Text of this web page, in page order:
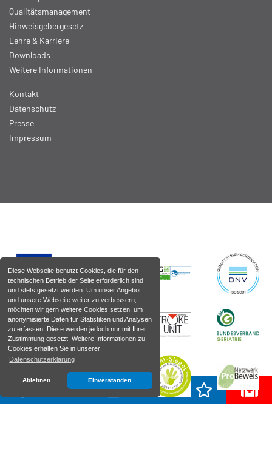
Diese Webseite benutzt Cookies, die für den
technischen Betrieb der Seite erforderlich sind
und stets gesetzt werden. Um unser Angebot
und unsere Webseite weiter zu verbessern,
möchten wir gern weitere Cookies setzen, um
anonymisierte Daten für Statistiken und Analysen
zu erfassen. Diese werden jedoch nur mit Ihrer
Zustimmung gesetzt. Weitere Informationen zu
Cookies erhalten Sie in unserer
Datenschutzerklärung
Ablehnen Einverstanden
Qualitätsmanagement
Hinweisgebergesetz
Lehre & Karriere
Downloads
Weitere Informationen
Kontakt
Datenschutz
Presse
Impressum